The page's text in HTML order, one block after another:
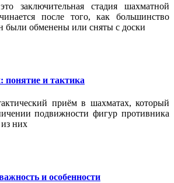
заключительная стадия шахматной
после того, как большинство
были обменены или сняты с доски
и тактика
приём в шахматах, который
подвижности фигур противника
них
и особенности